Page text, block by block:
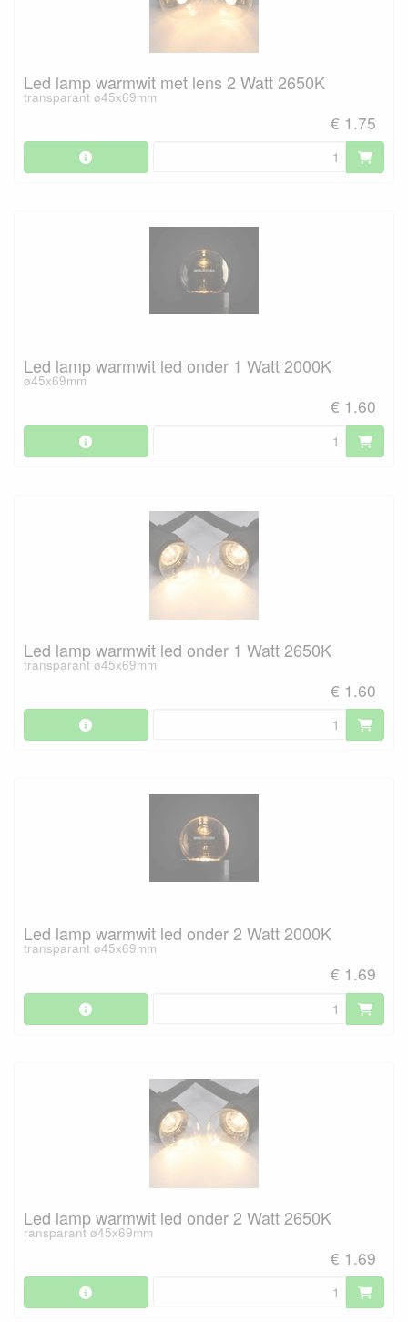
Led lamp warmwit met lens 2 Watt 2650K
transparant ø45x69mm
€ 1.75
Led lamp warmwit led onder 1 Watt 2000K
ø45x69mm
€ 1.60
Led lamp warmwit led onder 1 Watt 2650K
transparant ø45x69mm
€ 1.60
Led lamp warmwit led onder 2 Watt 2000K
transparant ø45x69mm
€ 1.69
Led lamp warmwit led onder 2 Watt 2650K
ransparant ø45x69mm
€ 1.69